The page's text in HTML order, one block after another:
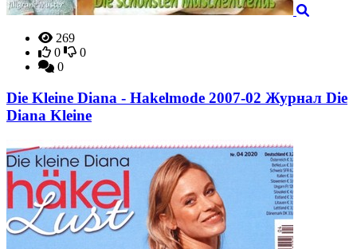
269
0
0
0
Die Kleine Diana - Hakelmode 2007-02 Журнал Die
Diana Kleine